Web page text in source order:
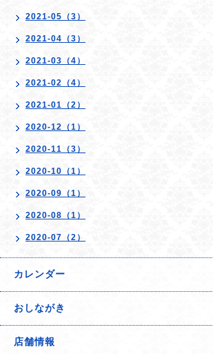
2021-05（3）
2021-04（3）
2021-03（4）
2021-02（4）
2021-01（2）
2020-12（1）
2020-11（3）
2020-10（1）
2020-09（1）
2020-08（1）
2020-07（2）
カレンダー
おしながき
店舗情報